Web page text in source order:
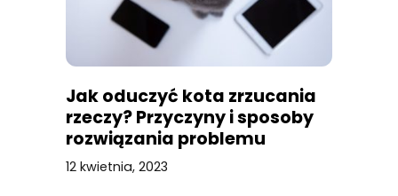
Jak oduczyć kota zrzucania
rzeczy? Przyczyny i sposoby
rozwiązania problemu
12 kwietnia, 2023